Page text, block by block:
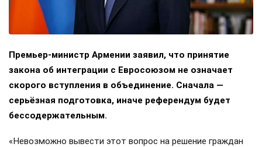
Премьер-министр Армении заявил, что принятие
закона об интеграции с Евросоюзом не означает
скорого вступления в объединение. Сначала —
серьёзная подготовка, иначе референдум будет
бессодержательным.
«Невозможно вывести этот вопрос на решение граждан